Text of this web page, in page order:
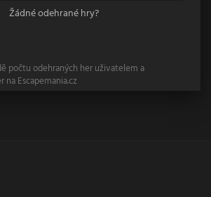
Žádné odehrané hry?
počtu odehraných her uživatelem a
Escapemania.cz